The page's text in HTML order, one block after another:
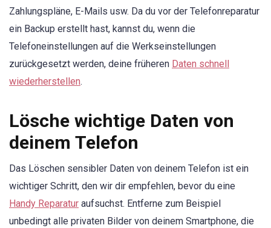
Zahlungspläne, E-Mails usw. Da du vor der Telefonreparatur
ein Backup erstellt hast, kannst du, wenn die
Telefoneinstellungen auf die Werkseinstellungen
zurückgesetzt werden, deine früheren Daten schnell
wiederherstellen.
Lösche wichtige Daten von
deinem Telefon
Das Löschen sensibler Daten von deinem Telefon ist ein
wichtiger Schritt, den wir dir empfehlen, bevor du eine
Handy Reparatur aufsuchst. Entferne zum Beispiel
unbedingt alle privaten Bilder von deinem Smartphone, die